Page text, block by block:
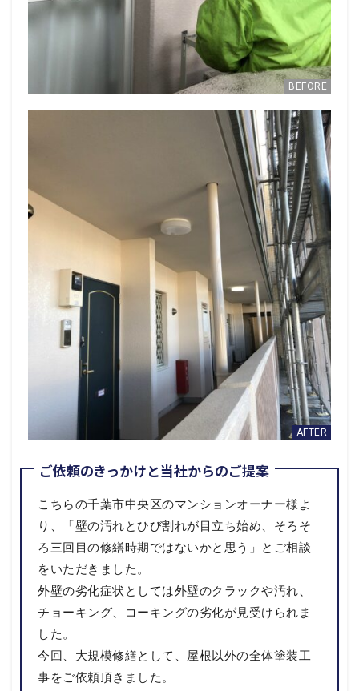
ご依頼のきっかけと当社からのご提案
こちらの千葉市中央区のマンションオーナー様よ
り、「壁の汚れとひび割れが目立ち始め、そろそ
ろ三回目の修繕時期ではないかと思う」とご相談
をいただきました。
外壁の劣化症状としては外壁のクラックや汚れ、
チョーキング、コーキングの劣化が見受けられま
した。
今回、大規模修繕として、屋根以外の全体塗装工
事をご依頼頂きました。